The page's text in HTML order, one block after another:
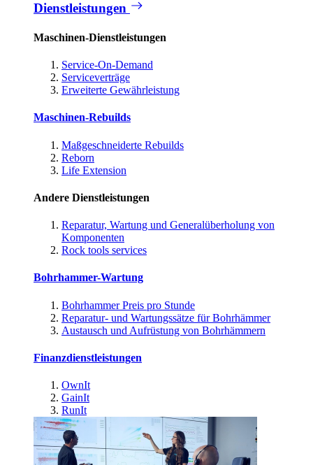
Dienstleistungen
Maschinen-Dienstleistungen
Service-On-Demand
Serviceverträge
Erweiterte Gewährleistung
Maschinen-Rebuilds
Maßgeschneiderte Rebuilds
Reborn
Life Extension
Andere Dienstleistungen
Reparatur, Wartung und Generalüberholung von
Komponenten
Rock tools services
Bohrhammer-Wartung
Bohrhammer Preis pro Stunde
Reparatur- und Wartungssätze für Bohrhämmer
Austausch und Aufrüstung von Bohrhämmern
Finanzdienstleistungen
OwnIt
GainIt
RunIt